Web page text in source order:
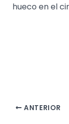
hueco en el
ANTERIOR